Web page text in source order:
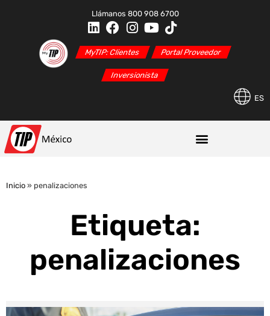
Llámanos 800 908 6700
MyTIP: Clientes Portal Proveedor
Inversionista
ES
Inicio » penalizaciones
Etiqueta:
penalizaciones